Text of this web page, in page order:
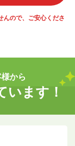
んので、ご安心くださ
から
います！